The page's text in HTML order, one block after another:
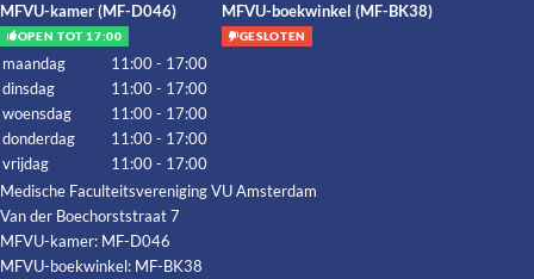
MFVU-kamer (MF-D046)
OPEN TOT 17:00
maandag
11:00 - 17:00
dinsdag
11:00 - 17:00
woensdag
11:00 - 17:00
donderdag
11:00 - 17:00
vrijdag
11:00 - 17:00
MFVU-boekwinkel (MF-BK38)
GESLOTEN
Medische Faculteitsvereniging VU Amsterdam
Van der Boechorststraat 7
MFVU-kamer: MF-D046
MFVU-boekwinkel: MF-BK38